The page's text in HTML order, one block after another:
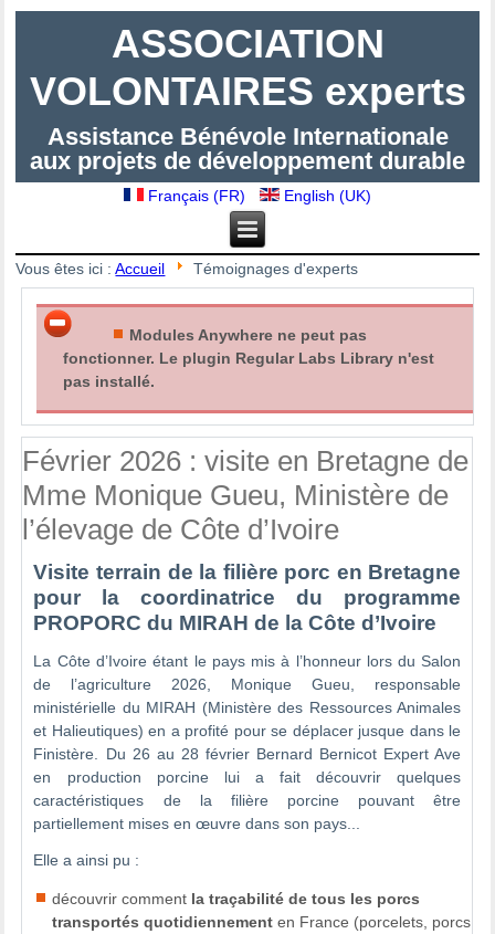
ASSOCIATION
VOLONTAIRES experts
Assistance Bénévole Internationale
aux projets de développement durable
Français (FR) English (UK)
Vous êtes ici :Accueil Témoignages d'experts
Modules Anywhere ne peut pas
fonctionner. Le plugin Regular Labs Library n'est
pas installé.
Février 2026 : visite en Bretagne de
Mme Monique Gueu, Ministère de
l’élevage de Côte d’Ivoire
Visite terrain de la filière porc en Bretagne
pour la coordinatrice du programme
PROPORC du MIRAH de la Côte d’Ivoire
La Côte d’Ivoire étant le pays mis à l’honneur lors du Salon
de l’agriculture 2026, Monique Gueu, responsable
ministérielle du MIRAH (Ministère des Ressources Animales
et Halieutiques) en a profité pour se déplacer jusque dans le
Finistère. Du 26 au 28 février Bernard Bernicot Expert Ave
en production porcine lui a fait découvrir quelques
caractéristiques de la filière porcine pouvant être
partiellement mises en œuvre dans son pays...
Elle a ainsi pu :
découvrir comment la traçabilitéde tous les porcs
transportés quotidiennement en France (porcelets, porcs